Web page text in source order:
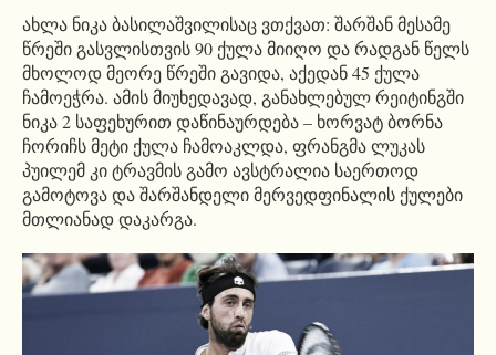
ახლა ნიკა ბასილაშვილისაც ვთქვათ: შარშან მესამე
წრეში გასვლისთვის 90 ქულა მიიღო და რადგან წელს
მხოლოდ მეორე წრეში გავიდა, აქედან 45 ქულა
ჩამოეჭრა. ამის მიუხედავად, განახლებულ რეიტინგში
ნიკა 2 საფეხურით დაწინაურდება – ხორვატ ბორნა
ჩორიჩს მეტი ქულა ჩამოაკლდა, ფრანგმა ლუკას
პუილემ კი ტრავმის გამო ავსტრალია საერთოდ
გამოტოვა და შარშანდელი მერვედფინალის ქულები
მთლიანად დაკარგა.